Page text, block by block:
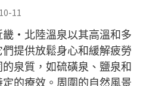
11
・北陸溫泉以其高溫和多
提供放鬆身心和緩解疲勞
泉質，如硫磺泉、鹽泉和
的療效。周圍的自然風景